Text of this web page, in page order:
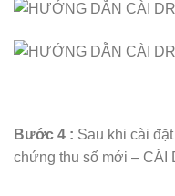
Bước 4 : Sau khi cài
chứng thu số mới – CÀI